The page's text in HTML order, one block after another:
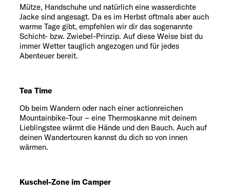
Mütze, Handschuhe und natürlich eine wasserdichte
Jacke sind angesagt. Da es im Herbst oftmals aber auch
warme Tage gibt, empfehlen wir dir das sogenannte
Schicht- bzw. Zwiebel-Prinzip. Auf diese Weise bist du
immer Wetter tauglich angezogen und für jedes
Abenteuer bereit.
Tea Time
Ob beim Wandern oder nach einer actionreichen
Mountainbike-Tour – eine Thermoskanne mit deinem
Lieblingstee wärmt die Hände und den Bauch. Auch auf
deinen Wandertouren kannst du dich so von innen
wärmen.
Kuschel-Zone im Camper